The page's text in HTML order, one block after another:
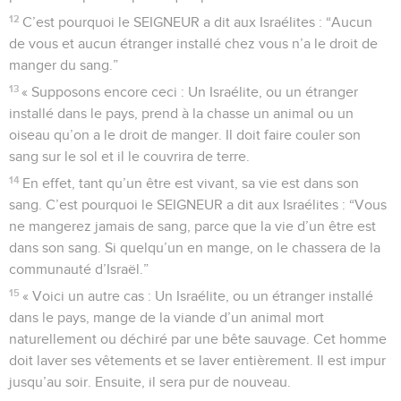
12 C’est pourquoi le SEIGNEUR a dit aux Israélites : “Aucun
de vous et aucun étranger installé chez vous n’a le droit de
manger du sang.”
13 « Supposons encore ceci : Un Israélite, ou un étranger
installé dans le pays, prend à la chasse un animal ou un
oiseau qu’on a le droit de manger. Il doit faire couler son
sang sur le sol et il le couvrira de terre.
14 En effet, tant qu’un être est vivant, sa vie est dans son
sang. C’est pourquoi le SEIGNEUR a dit aux Israélites : “Vous
ne mangerez jamais de sang, parce que la vie d’un être est
dans son sang. Si quelqu’un en mange, on le chassera de la
communauté d’Israël.”
15 « Voici un autre cas : Un Israélite, ou un étranger installé
dans le pays, mange de la viande d’un animal mort
naturellement ou déchiré par une bête sauvage. Cet homme
doit laver ses vêtements et se laver entièrement. Il est impur
jusqu’au soir. Ensuite, il sera pur de nouveau.